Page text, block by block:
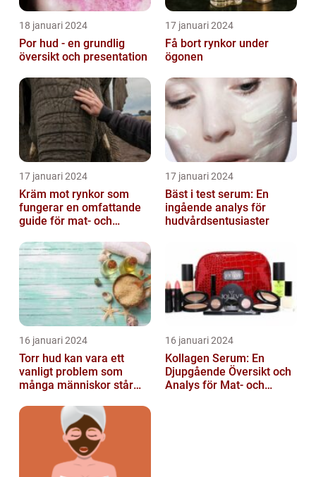
18 januari 2024
Por hud - en grundlig
översikt och presentation
17 januari 2024
Få bort rynkor under
ögonen
17 januari 2024
Kräm mot rynkor som
fungerar en omfattande
guide för mat- och
17 januari 2024
Bäst i test serum: En
ingående analys för
hudvårdsentusiaster
16 januari 2024
Torr hud kan vara ett
vanligt problem som
många människor står
16 januari 2024
Kollagen Serum: En
Djupgående Översikt och
Analys för Mat- och